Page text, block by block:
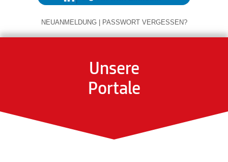
NEUANMELDUNG | PASSWORT VERGESSEN?
Unsere
Portale